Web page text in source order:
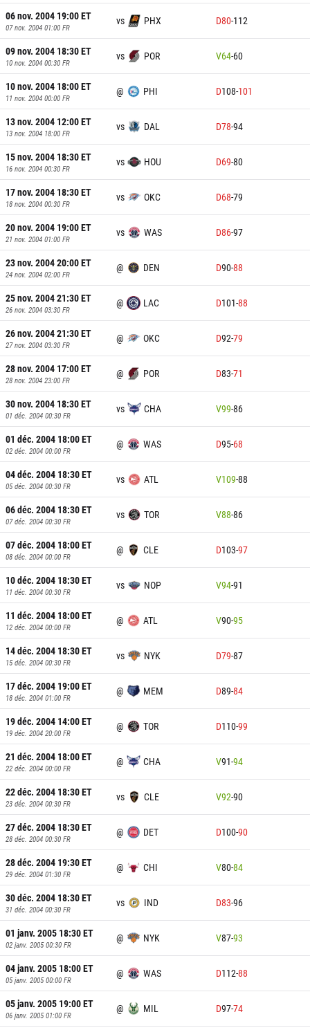
06 nov. 2004 19:00ET
07 nov. 2004 01:00 FR
vs PHX D80-112
09 nov. 2004 18:30ET
10 nov. 2004 00:30 FR
vs POR V64-60
10 nov. 2004 18:00ET
11 nov. 2004 00:00 FR
@ PHI D108-101
13 nov. 2004 12:00ET
13 nov. 2004 18:00 FR
vs DAL D78-94
15 nov. 2004 18:30ET
16 nov. 2004 00:30 FR
vs HOU D69-80
17 nov. 2004 18:30ET
18 nov. 2004 00:30 FR
vs OKC D68-79
20 nov. 2004 19:00ET
21 nov. 2004 01:00 FR
vs WAS D86-97
23 nov. 2004 20:00ET
24 nov. 2004 02:00 FR
@ DEN D90-88
25 nov. 2004 21:30ET
26 nov. 2004 03:30 FR
@ LAC D101-88
26 nov. 2004 21:30ET
27 nov. 2004 03:30 FR
@ OKC D92-79
28 nov. 2004 17:00ET
28 nov. 2004 23:00 FR
@ POR D83-71
30 nov. 2004 18:30ET
01 déc. 2004 00:30 FR
vs CHA V99-86
01 déc. 2004 18:00ET
02 déc. 2004 00:00 FR
@ WAS D95-68
04 déc. 2004 18:30ET
05 déc. 2004 00:30 FR
vs ATL V109-88
06 déc. 2004 18:30ET
07 déc. 2004 00:30 FR
vs TOR V88-86
07 déc. 2004 18:00ET
08 déc. 2004 00:00 FR
@ CLE D103-97
10 déc. 2004 18:30ET
11 déc. 2004 00:30 FR
vs NOP V94-91
11 déc. 2004 18:00ET
12 déc. 2004 00:00 FR
@ ATL V90-95
14 déc. 2004 18:30ET
15 déc. 2004 00:30 FR
vs NYK D79-87
17 déc. 2004 19:00ET
18 déc. 2004 01:00 FR
@ MEM D89-84
19 déc. 2004 14:00ET
19 déc. 2004 20:00 FR
@ TOR D110-99
21 déc. 2004 18:00ET
22 déc. 2004 00:00 FR
@ CHA V91-94
22 déc. 2004 18:30ET
23 déc. 2004 00:30 FR
vs CLE V92-90
27 déc. 2004 18:30ET
28 déc. 2004 00:30 FR
@ DET D100-90
28 déc. 2004 19:30ET
29 déc. 2004 01:30 FR
@ CHI V80-84
30 déc. 2004 18:30ET
31 déc. 2004 00:30 FR
vs IND D83-96
01 janv. 2005 18:30ET
02 janv. 2005 00:30 FR
@ NYK V87-93
04 janv. 2005 18:00ET
05 janv. 2005 00:00 FR
@ WAS D112-88
05 janv. 2005 19:00ET
06 janv. 2005 01:00 FR
@ MIL D97-74